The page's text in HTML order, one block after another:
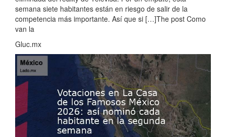
semana siete habitantes están en riesgo de salir de la
competencia más importante. Así que si […]The post Como
van la
Gluc.mx